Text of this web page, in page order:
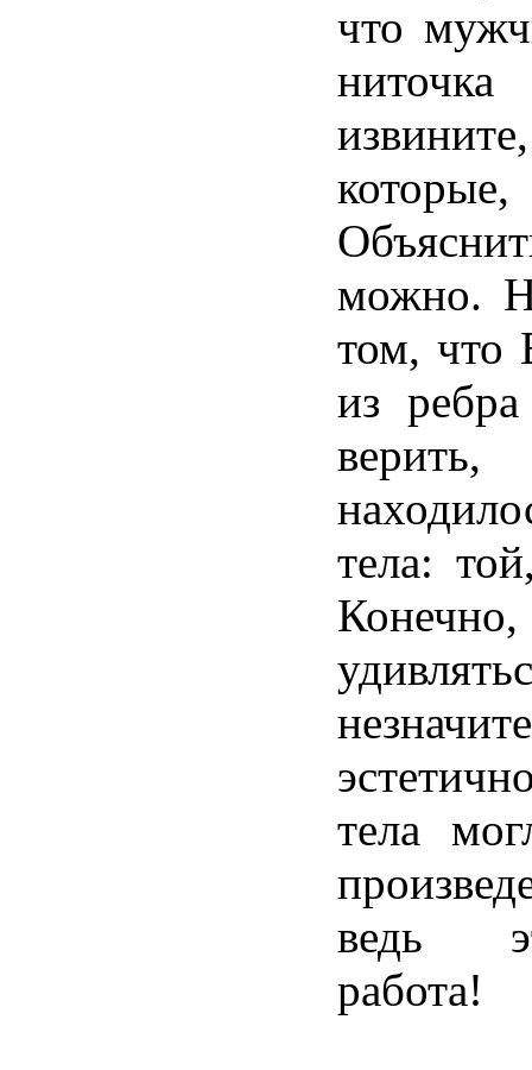
что
ниточка
извините
которые,
можно.
том, что
из ребра
верить,
тела:
Конечно
тела
ведь
работа!